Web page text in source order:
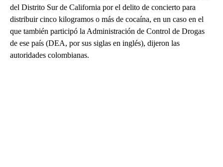
del Distrito Sur de California por el delito de concierto para
distribuir cinco kilogramos o más de cocaína, en un caso en el
que también participó la Administración de Control de Drogas
de ese país (DEA, por sus siglas en inglés), dijeron las
autoridades colombianas.